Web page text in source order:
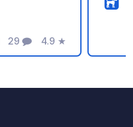
des
l'électricité,
29
Commentaires
4.9
Note
★